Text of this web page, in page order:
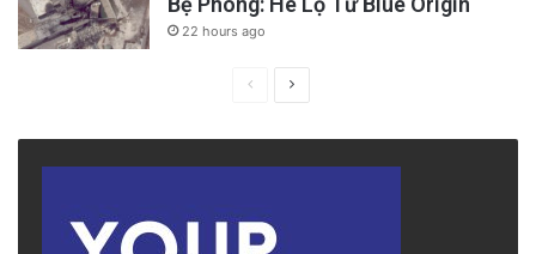
22 hours ago
PreviousNext